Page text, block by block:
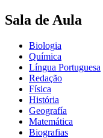
Sala de Aula
Biologia
Química
Língua Portuguesa
Redação
Física
História
Geografía
Matemática
Biografias